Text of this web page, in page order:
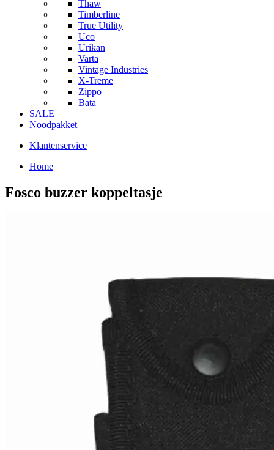
Thaw
Timberline
True Utility
Uco
Urikan
Varta
Vintage Industries
X-Treme
Zippo
Bata
SALE
Noodpakket
Klantenservice
Home
Fosco buzzer koppeltasje